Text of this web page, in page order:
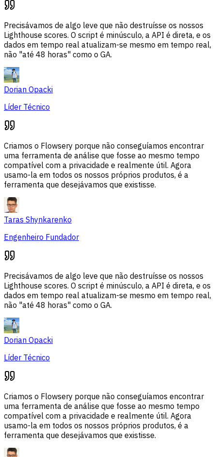
Precisávamos de algo leve que não destruísse os nossos
Lighthouse scores. O script é minúsculo, a API é direta, e os
dados em tempo real atualizam-se mesmo em tempo real,
não "até 48 horas" como o GA.
Dorian Opacki
Líder Técnico
Criamos o Flowsery porque não conseguíamos encontrar
uma ferramenta de análise que fosse ao mesmo tempo
compatível com a privacidade e realmente útil. Agora
usamo-la em todos os nossos próprios produtos, é a
ferramenta que desejávamos que existisse.
Taras Shynkarenko
Engenheiro Fundador
Precisávamos de algo leve que não destruísse os nossos
Lighthouse scores. O script é minúsculo, a API é direta, e os
dados em tempo real atualizam-se mesmo em tempo real,
não "até 48 horas" como o GA.
Dorian Opacki
Líder Técnico
Criamos o Flowsery porque não conseguíamos encontrar
uma ferramenta de análise que fosse ao mesmo tempo
compatível com a privacidade e realmente útil. Agora
usamo-la em todos os nossos próprios produtos, é a
ferramenta que desejávamos que existisse.